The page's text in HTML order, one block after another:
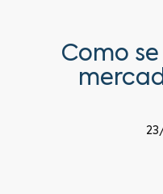
Como